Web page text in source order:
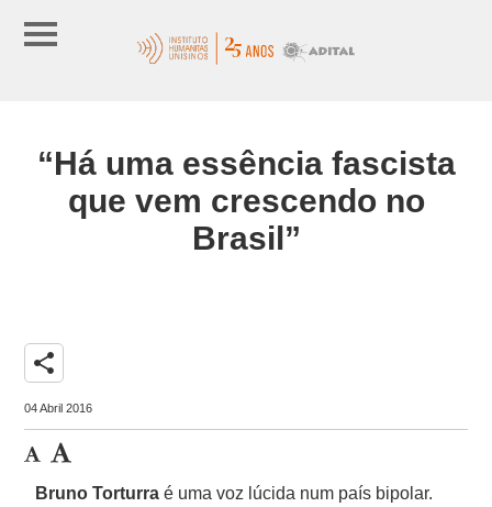
“Há uma essência fascista
que vem crescendo no
Brasil”
share
04 Abril 2016
Bruno Torturra é uma voz lúcida num país bipolar.